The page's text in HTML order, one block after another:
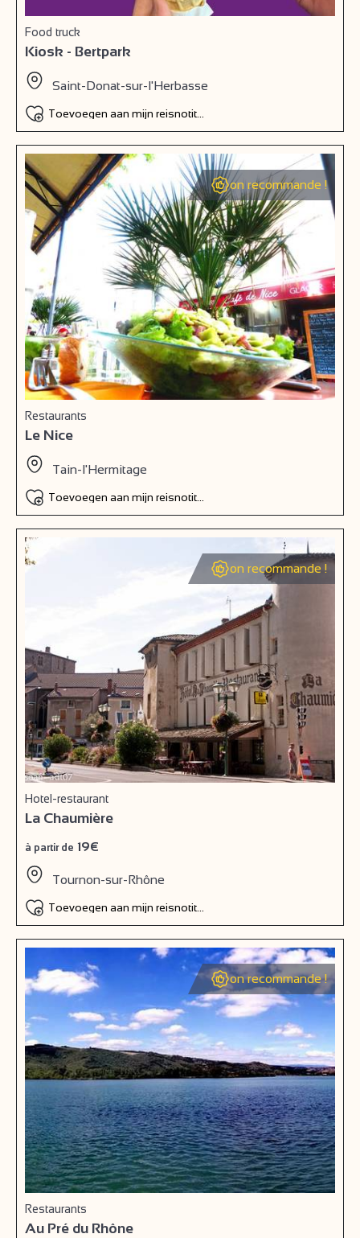
Food truck
Kiosk - Bertpark
Saint-Donat-sur-l'Herbasse
Toevoegen aan mijn reisnotitieboek
on recommande !
Restaurants
Le Nice
Tain-l'Hermitage
Toevoegen aan mijn reisnotitieboek
on recommande !
Hotel-restaurant
La Chaumière
à partir de 19€
Tournon-sur-Rhône
Toevoegen aan mijn reisnotitieboek
on recommande !
Restaurants
Au Pré du Rhône